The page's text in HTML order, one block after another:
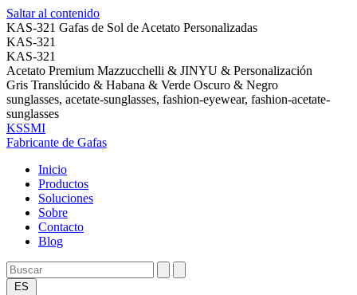
Saltar al contenido
KAS-321 Gafas de Sol de Acetato Personalizadas
KAS-321
KAS-321
Acetato Premium Mazzucchelli & JINYU & Personalización
Gris Translúcido & Habana & Verde Oscuro & Negro
sunglasses, acetate-sunglasses, fashion-eyewear, fashion-acetate-
sunglasses
KSSMI
Fabricante de Gafas
Inicio
Productos
Soluciones
Sobre
Contacto
Blog